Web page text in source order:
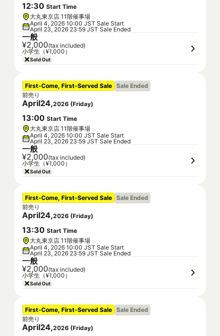
12:30 Start Time
大丸東京店 11階催事場
April 4, 2026 10:00 JST Sale Start
April 23, 2026 23:59 JST Sale Ended
一般
¥2,000(tax included)
小学生（¥1,000）
Sold Out
First-Come, First-Served Sale Sale Ended
前売り
April24,2026 (Friday)
13:00 Start Time
大丸東京店 11階催事場
April 4, 2026 10:00 JST Sale Start
April 23, 2026 23:59 JST Sale Ended
一般
¥2,000(tax included)
小学生（¥1,000）
Sold Out
First-Come, First-Served Sale Sale Ended
前売り
April24,2026 (Friday)
13:30 Start Time
大丸東京店 11階催事場
April 4, 2026 10:00 JST Sale Start
April 23, 2026 23:59 JST Sale Ended
一般
¥2,000(tax included)
小学生（¥1,000）
Sold Out
First-Come, First-Served Sale Sale Ended
前売り
April24,2026 (Friday)